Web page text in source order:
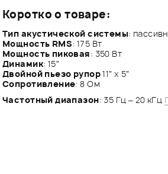
Коротко о товаре:
Тип акустической системы:
Мощность RMS: 175 Вт
Мощность пиковая: 350 Вт
Динамик: 15”
Двойной пьезо рупор11” x 5”
Сопротивление: 8 Ом
Частотный диапазон: 35 Гц – 20 кГц